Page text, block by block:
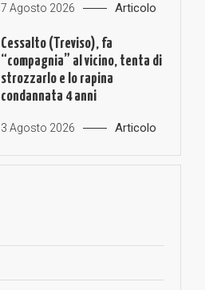
7 Agosto 2026 Articolo
Cessalto (Treviso), fa
“compagnia” al vicino, tenta di
strozzarlo e lo rapina
condannata 4 anni
3 Agosto 2026 Articolo